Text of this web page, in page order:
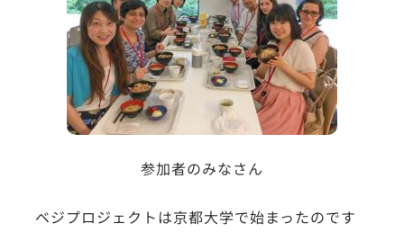
参加者のみなさん
ベジプロジェクトは京都大学で始まったのです